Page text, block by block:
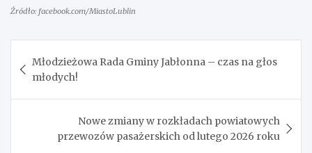
Źródło: facebook.com/MiastoLublin
wpisu
Młodzieżowa Rada Gminy Jabłonna – czas na głos
młodych!
Nowe zmiany w rozkładach powiatowych
przewozów pasażerskich od lutego 2026 roku